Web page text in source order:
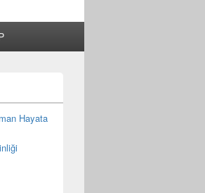
Hayata